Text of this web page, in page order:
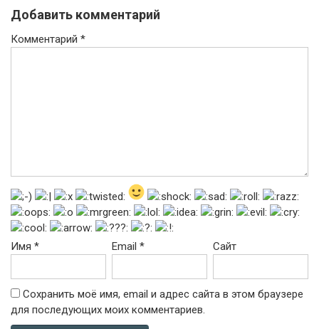
Добавить комментарий
Комментарий *
Имя * Email* Сайт
Сохранить моё имя, email и адрес сайта в этом браузере
для последующих моих комментариев.